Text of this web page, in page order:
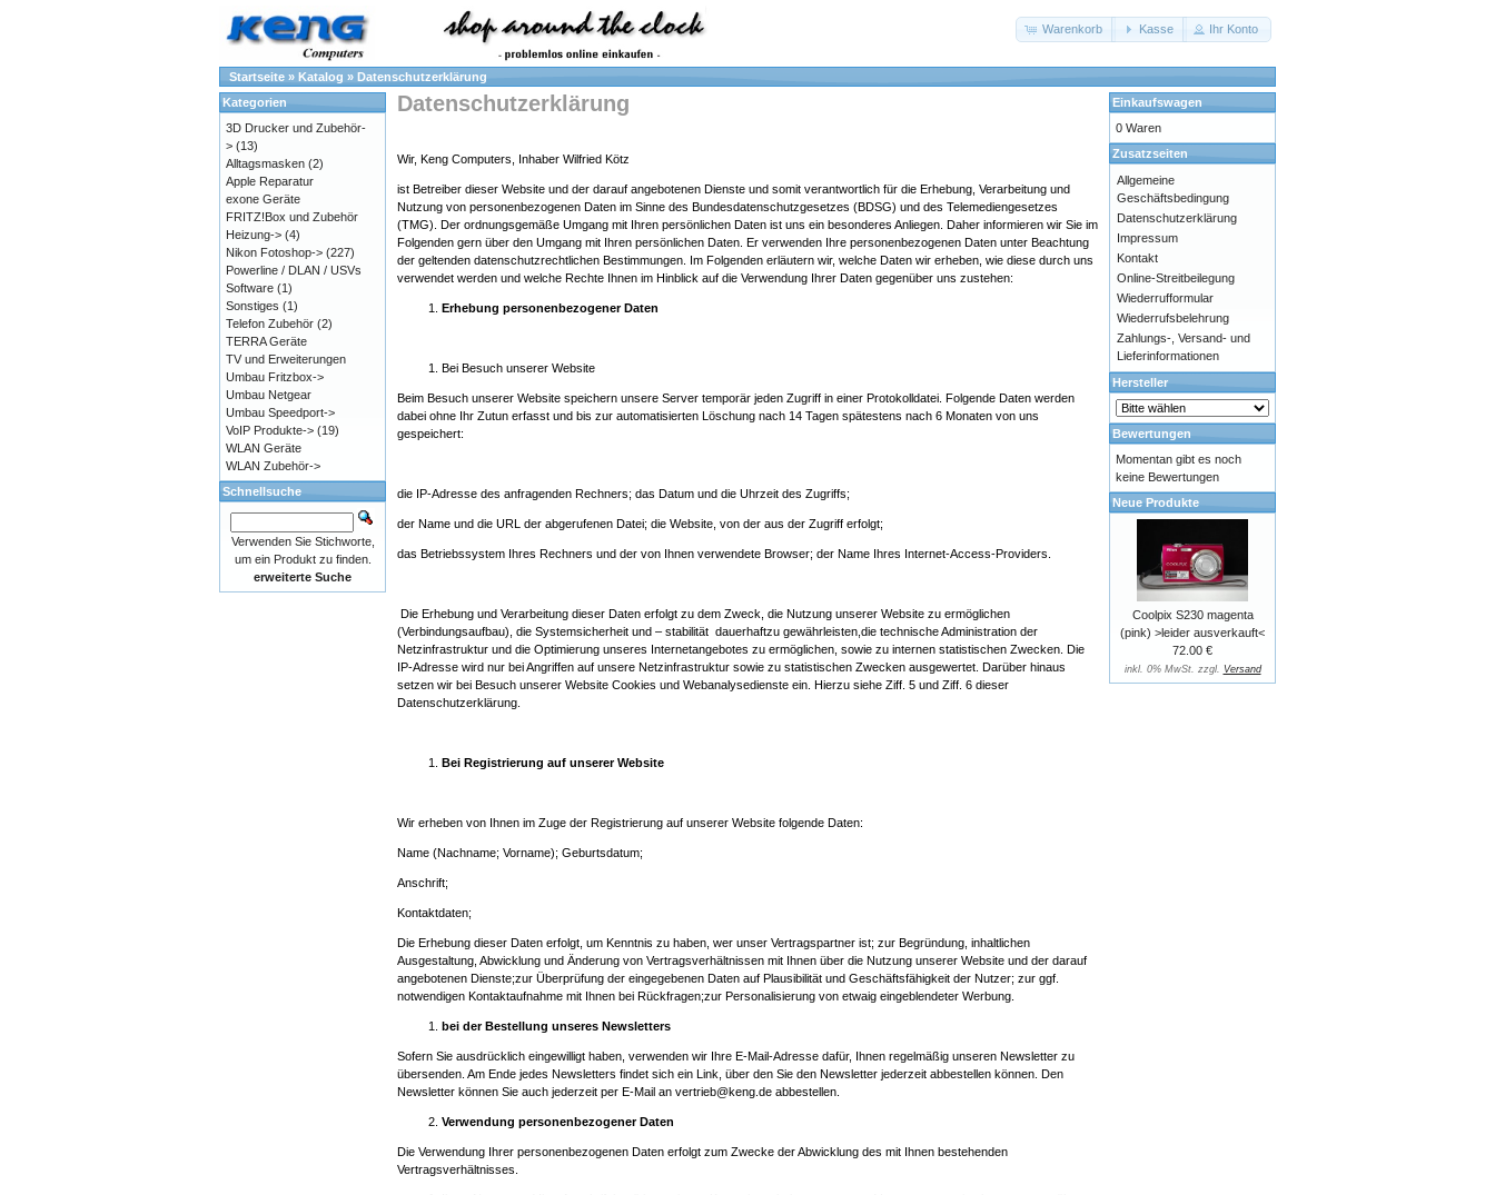
Warenkorb Kasse Ihr Konto
Startseite » Katalog » Datenschutzerklärung
Datenschutzerklärung
Wir, Keng Computers, Inhaber Wilfried Kötz
ist Betreiber dieser Website und der darauf angebotenen Dienste und somit verantwortlich für die Erhebung, Verarbeitung und
Nutzung von personenbezogenen Daten im Sinne des Bundesdatenschutzgesetzes (BDSG) und des Telemediengesetzes
(TMG). Der ordnungsgemäße Umgang mit Ihren persönlichen Daten ist uns ein besonderes Anliegen. Daher informieren wir Sie im
Folgenden gern über den Umgang mit Ihren persönlichen Daten. Er verwenden Ihre personenbezogenen Daten unter Beachtung
der geltenden datenschutzrechtlichen Bestimmungen. Im Folgenden erläutern wir, welche Daten wir erheben, wie diese durch uns
verwendet werden und welche Rechte Ihnen im Hinblick auf die Verwendung Ihrer Daten gegenüber uns zustehen:
Erhebung personenbezogener Daten
Bei Besuch unserer Website
Beim Besuch unserer Website speichern unsere Server temporär jeden Zugriff in einer Protokolldatei. Folgende Daten werden
dabei ohne Ihr Zutun erfasst und bis zur automatisierten Löschung nach 14 Tagen spätestens nach 6 Monaten von uns
gespeichert:
die IP-Adresse des anfragenden Rechners; das Datum und die Uhrzeit des Zugriffs;
der Name und die URL der abgerufenen Datei; die Website, von der aus der Zugriff erfolgt;
das Betriebssystem Ihres Rechners und der von Ihnen verwendete Browser; der Name Ihres Internet-Access-Providers.
Die Erhebung und Verarbeitung dieser Daten erfolgt zu dem Zweck, die Nutzung unserer Website zu ermöglichen
(Verbindungsaufbau), die Systemsicherheit und – stabilität dauerhaftzu gewährleisten,die technische Administration der
Netzinfrastruktur und die Optimierung unseres Internetangebotes zu ermöglichen, sowie zu internen statistischen Zwecken. Die
IP-Adresse wird nur bei Angriffen auf unsere Netzinfrastruktur sowie zu statistischen Zwecken ausgewertet. Darüber hinaus
setzen wir bei Besuch unserer Website Cookies und Webanalysedienste ein. Hierzu siehe Ziff. 5 und Ziff. 6 dieser
Datenschutzerklärung.
Bei Registrierung auf unserer Website
Wir erheben von Ihnen im Zuge der Registrierung auf unserer Website folgende Daten:
Name (Nachname; Vorname); Geburtsdatum;
Anschrift;
Kontaktdaten;
Die Erhebung dieser Daten erfolgt, um Kenntnis zu haben, wer unser Vertragspartner ist; zur Begründung, inhaltlichen
Ausgestaltung, Abwicklung und Änderung von Vertragsverhältnissen mit Ihnen über die Nutzung unserer Website und der darauf
angebotenen Dienste;zur Überprüfung der eingegebenen Daten auf Plausibilität und Geschäftsfähigkeit der Nutzer; zur ggf.
notwendigen Kontaktaufnahme mit Ihnen bei Rückfragen;zur Personalisierung von etwaig eingeblendeter Werbung.
bei der Bestellung unseres Newsletters
Sofern Sie ausdrücklich eingewilligt haben, verwenden wir Ihre E-Mail-Adresse dafür, Ihnen regelmäßig unseren Newsletter zu
übersenden. Am Ende jedes Newsletters findet sich ein Link, über den Sie den Newsletter jederzeit abbestellen können. Den
Newsletter können Sie auch jederzeit per E-Mail an vertrieb@keng.de abbestellen.
Verwendung personenbezogener Daten
Die Verwendung Ihrer personenbezogenen Daten erfolgt zum Zwecke der Abwicklung des mit Ihnen bestehenden
Vertragsverhältnisses.
Kategorien
3D Drucker und Zubehör-
> (13)
Alltagsmasken (2)
Apple Reparatur
exone Geräte
FRITZ!Box und Zubehör
Heizung-> (4)
Nikon Fotoshop-> (227)
Powerline / DLAN / USVs
Software (1)
Sonstiges (1)
Telefon Zubehör (2)
TERRA Geräte
TV und Erweiterungen
Umbau Fritzbox->
Umbau Netgear
Umbau Speedport->
VoIP Produkte-> (19)
WLAN Geräte
WLAN Zubehör->
Schnellsuche
Verwenden Sie Stichworte,
um ein Produkt zu finden.
erweiterte Suche
Einkaufswagen
0 Waren
Zusatzseiten
Allgemeine
Geschäftsbedingung
Datenschutzerklärung
Impressum
Kontakt
Online-Streitbeilegung
Wiederrufformular
Wiederrufsbelehrung
Zahlungs-, Versand- und
Lieferinformationen
Hersteller
Bewertungen
Momentan gibt es noch
keine Bewertungen
Neue Produkte
Coolpix S230 magenta
(pink) >leider ausverkauft<
72.00 €
inkl. 0% MwSt. zzgl. Versand